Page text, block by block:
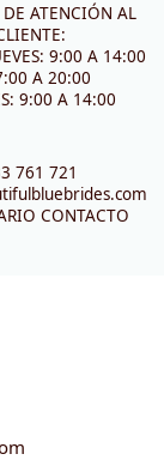
ATENCIÓN AL
9:00 A 14:00
A 20:00
9:00 A 14:00
761 721
CONTACTO